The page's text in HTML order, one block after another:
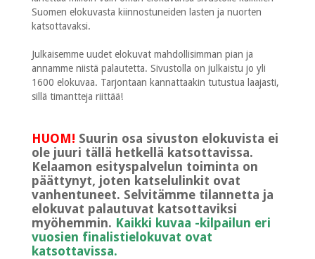
Suomen elokuvasta kiinnostuneiden lasten ja nuorten
katsottavaksi.
Julkaisemme uudet elokuvat mahdollisimman pian ja
annamme niistä palautetta. Sivustolla on julkaistu jo yli
1600 elokuvaa. Tarjontaan kannattaakin tutustua laajasti,
sillä timantteja riittää!
HUOM! Suurin osa sivuston elokuvista ei
ole juuri tällä hetkellä katsottavissa.
Kelaamon esityspalvelun toiminta on
päättynyt, joten katselulinkit ovat
vanhentuneet. Selvitämme tilannetta ja
elokuvat palautuvat katsottaviksi
myöhemmin. Kaikki kuvaa -kilpailun eri
vuosien finalistielokuvat ovat
katsottavissa.